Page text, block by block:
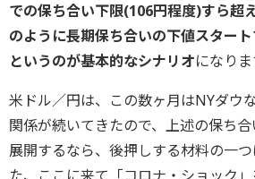
での保ち合い下限(106円程度)すら超
のように長期保ち合いの下値スター
というのが基本的なシナリオになりま
米ドル／円は、この数ヶ月はNYダウ
関係が続いてきたので、上述の保ち
展開するなら、後押しする材料の一